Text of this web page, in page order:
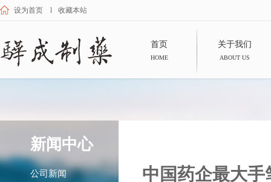
设为首页 l 收藏本站
首页
HOME
关于我们
ABOUT US
新闻中心
公司新闻 中国药企最大